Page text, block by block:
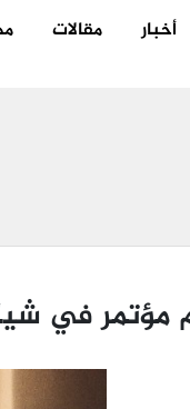
أخبار مقالات
في